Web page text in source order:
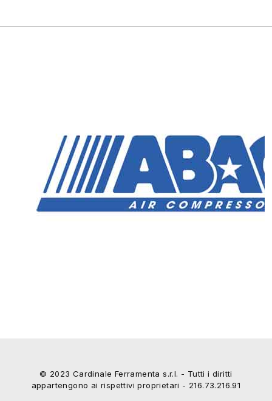
© 2023 Cardinale Ferramenta s.r.l. - Tutti i diritti
appartengono ai rispettivi proprietari - 216.73.216.91